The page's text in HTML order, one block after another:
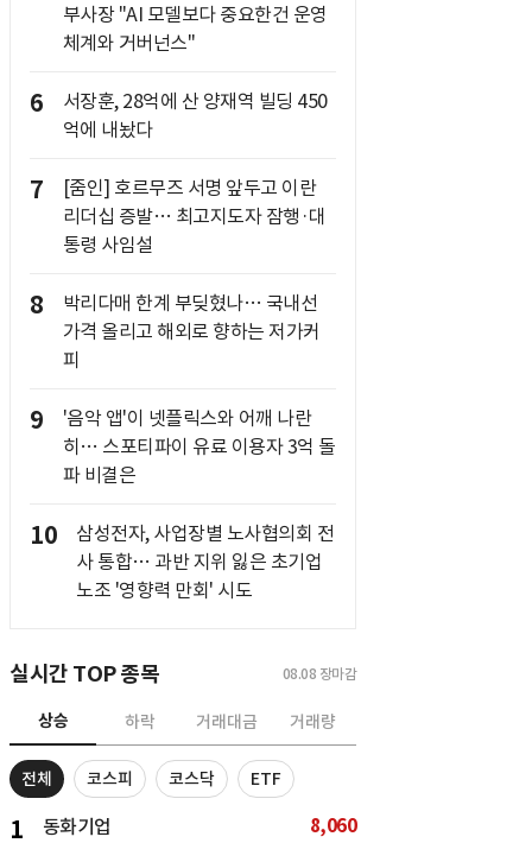
부사장 "AI 모델보다 중요한건 운영
체계와 거버넌스"
6
서장훈, 28억에 산 양재역 빌딩 450
억에 내놨다
7
[줌인] 호르무즈 서명 앞두고 이란
리더십 증발… 최고지도자 잠행·대
통령 사임설
8
박리다매 한계 부딪혔나… 국내선
가격 올리고 해외로 향하는 저가커
피
9
'음악 앱'이 넷플릭스와 어깨 나란
히… 스포티파이 유료 이용자 3억 돌
파 비결은
10
삼성전자, 사업장별 노사협의회 전
사 통합… 과반 지위 잃은 초기업
노조 '영향력 만회' 시도
실시간 TOP 종목 08.08 장마감
상승 하락 거래대금 거래량
전체 코스피 코스닥 ETF
1 동화기업 8,060